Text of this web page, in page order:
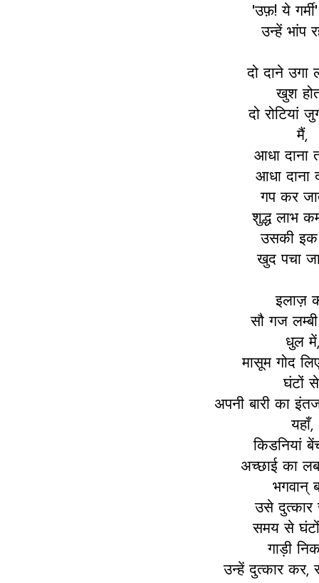
'उफ़! ये
उन्हें भांप
दो दाने उगा
खुश
दो रोटियां
मैं,
आधा दाना
आधा दाना
गप कर
शुद्ध लाभ
उसकी इक
खुद पचा
इलाज़
सौ गज
धुल में,
मासूम गोद
घंटों
अपनी बारी का
यहाँ,
किडनियां
अच्छाई का
भगवान्
उसे दुत्कार
समय से
गाड़ी
उन्हें दुत्कार कर,